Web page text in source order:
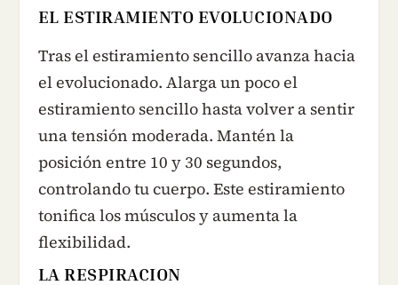
EL ESTIRAMIENTO EVOLUCIONADO
Tras el estiramiento sencillo avanza hacia
el evolucionado. Alarga un poco el
estiramiento sencillo hasta volver a sentir
una tensión moderada. Mantén la
posición entre 10 y 30 segundos,
controlando tu cuerpo. Este estiramiento
tonifica los músculos y aumenta la
flexibilidad.
LA RESPIRACION